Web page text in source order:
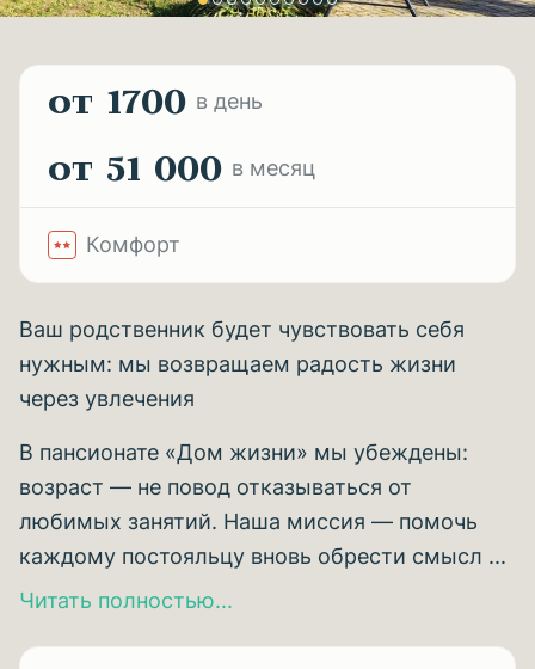
от 1700 в день
от 51 000 в месяц
Комфорт
Ваш родственник будет чувствовать себя
нужным: мы возвращаем радость жизни
через увлечения
В пансионате «Дом жизни» мы убеждены:
возраст — не повод отказываться от
любимых занятий. Наша миссия — помочь
каждому постояльцу вновь обрести смысл ...
Читать полностью...